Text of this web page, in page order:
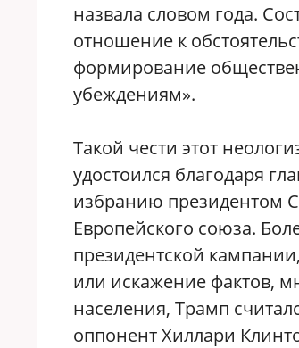
назвала словом года.
отношение к
формирование
убеждениям».
Такой чести этот
удостоился благодаря
избранию президентом
Европейского союза.
президентской
или искажение фактов,
населения, Трамп
оппонент Хиллари